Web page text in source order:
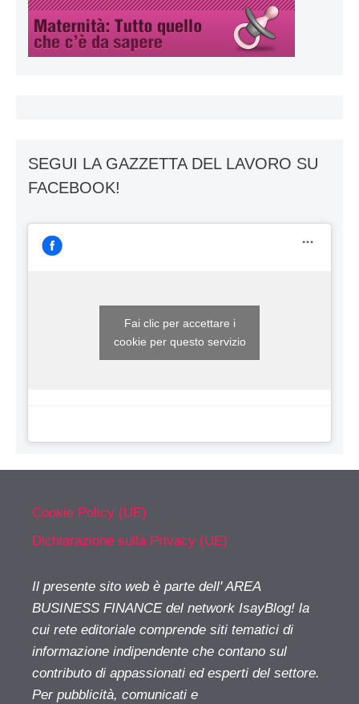
SEGUI LA GAZZETTA DEL LAVORO SU
FACEBOOK!
Fai clic per accettare i
cookie per questo servizio
Cookie Policy (UE)
Dichiarazione sulla Privacy (UE)
Il presente sito web è parte dell' AREA
BUSINESS FINANCE del network IsayBlog! la
cui rete editoriale comprende siti tematici di
informazione indipendente che contano sul
contributo di appassionati ed esperti del settore.
Per pubblicità, comunicati e